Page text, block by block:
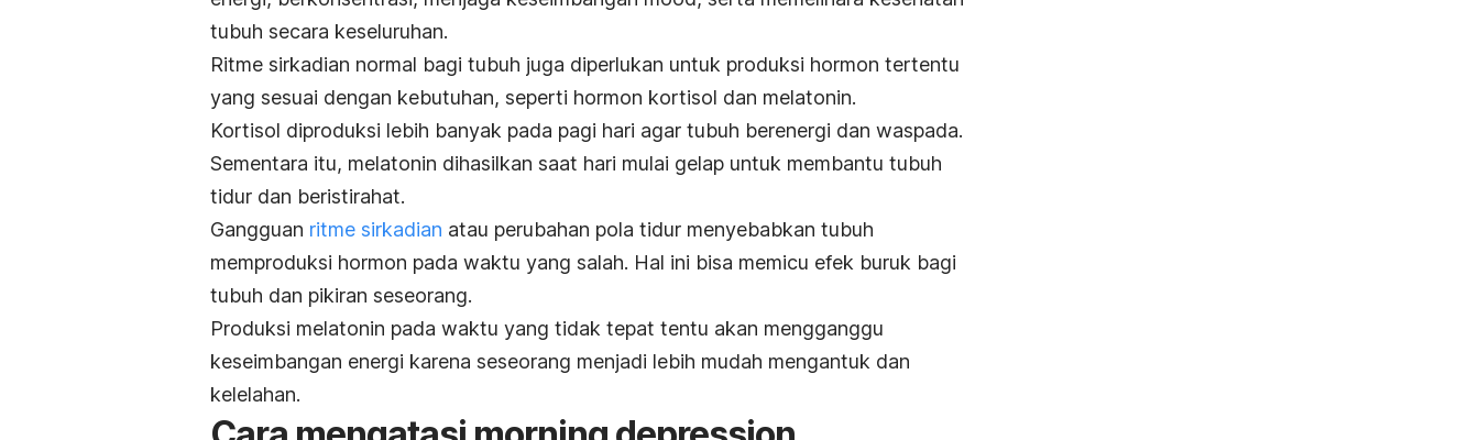
tubuh secara keseluruhan.
Ritme sirkadian normal bagi tubuh juga diperlukan untuk produksi hormon tertentu
yang sesuai dengan kebutuhan, seperti hormon kortisol dan melatonin.
Kortisol diproduksi lebih banyak pada pagi hari agar tubuh berenergi dan waspada.
Sementara itu, melatonin dihasilkan saat hari mulai gelap untuk membantu tubuh
tidur dan beristirahat.
Gangguan ritme sirkadian atau perubahan pola tidur menyebabkan tubuh
memproduksi hormon pada waktu yang salah. Hal ini bisa memicu efek buruk bagi
tubuh dan pikiran seseorang.
Produksi melatonin pada waktu yang tidak tepat tentu akan mengganggu
keseimbangan energi karena seseorang menjadi lebih mudah mengantuk dan
kelelahan.